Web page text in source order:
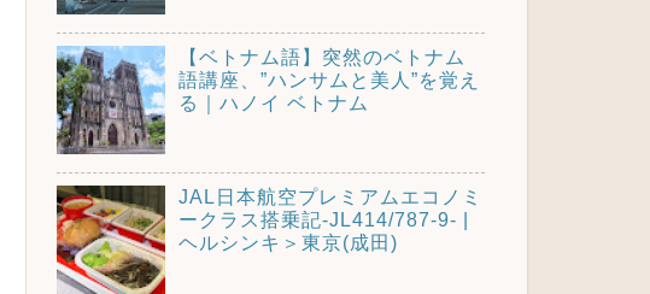
【ベトナム語】突然のベトナム
語講座、”ハンサムと美人”を覚え
る｜ハノイ ベトナム
JAL日本航空プレミアムエコノミ
ークラス搭乗記-JL414/787-9- |
ヘルシンキ＞東京(成田)